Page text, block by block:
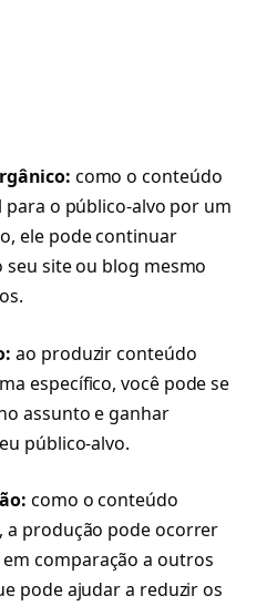
como o conteúdo
o público-alvo por um
ele pode continuar
site ou blog mesmo
ao produzir conteúdo
específico, você pode se
assunto e ganhar
público-alvo.
como o conteúdo
a produção pode ocorrer
comparação a outros
pode ajudar a reduzir os